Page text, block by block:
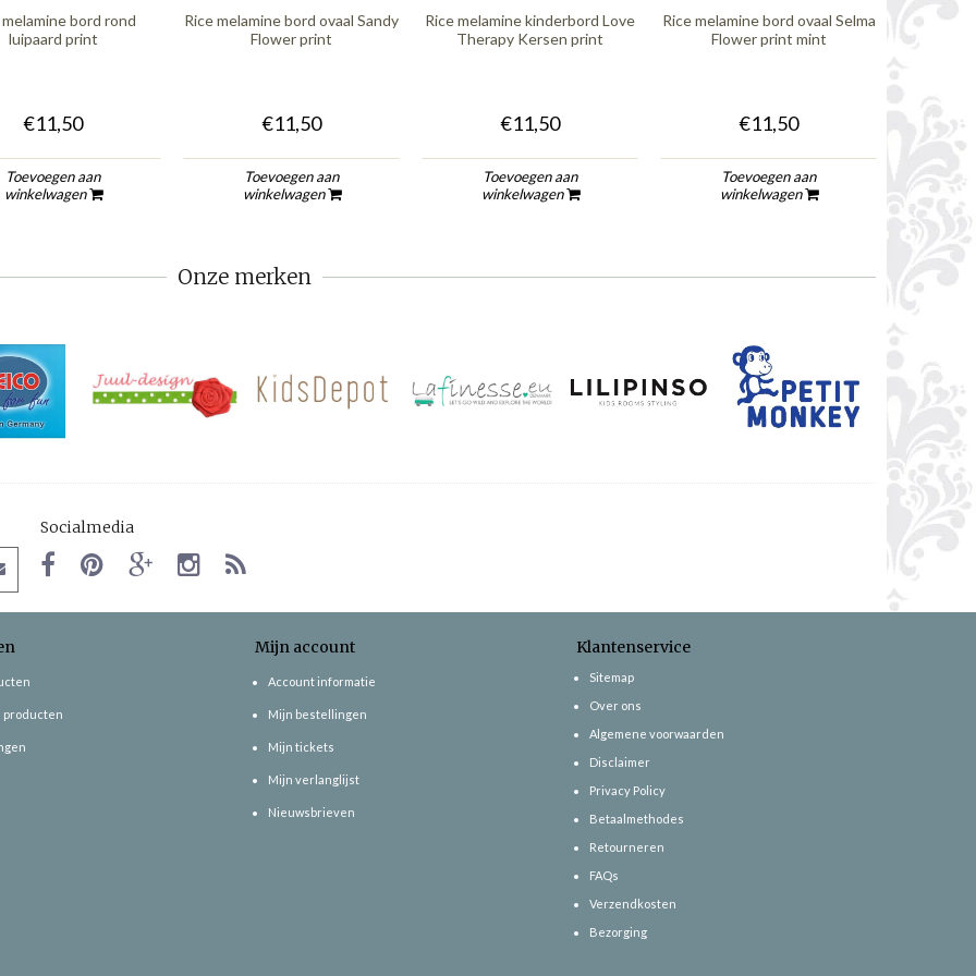
bord rond
luipaard print
€11,50
Toevoegen aan
winkelwagen
Rice melamine bord ovaal Sandy
Flower print
€11,50
Toevoegen aan
winkelwagen
Rice melamine kinderbord Love
Therapy Kersen print
€11,50
Toevoegen aan
winkelwagen
Rice melamine bord ovaal Selma
Flower print mint
€11,50
Toevoegen aan
winkelwagen
Rice
Onze merken
Socialmedia
producten
Mijn account
Account informatie
Mijn bestellingen
Mijn tickets
Mijn verlanglijst
Nieuwsbrieven
Klantenservice
Sitemap
Over ons
Algemene voorwaarden
Disclaimer
Privacy Policy
Betaalmethodes
Retourneren
FAQs
Verzendkosten
Bezorging